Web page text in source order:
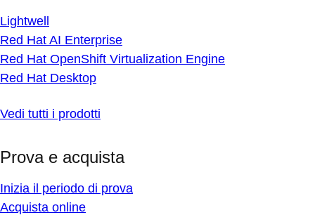
Lightwell
Red Hat AI Enterprise
Red Hat OpenShift Virtualization Engine
Red Hat Desktop
Vedi tutti i prodotti
Prova e acquista
Inizia il periodo di prova
Acquista online